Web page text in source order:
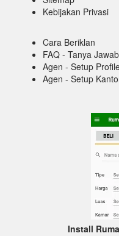
Kebijakan Privasi
Cara Beriklan
FAQ - Tanya Jawab
Agen - Setup
Agen - Setup
Install